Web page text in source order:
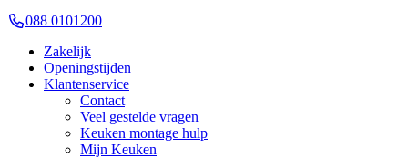
088 0101200
Zakelijk
Openingstijden
Klantenservice
Contact
Veel gestelde vragen
Keuken montage hulp
Mijn Keuken